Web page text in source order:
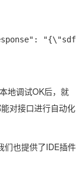
地调试OK后，就
对接口进行自动化
们也提供了IDE插件